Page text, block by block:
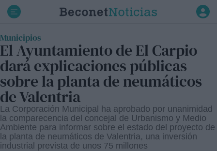
Municipios
El Ayuntamiento de El Carpio
dará explicaciones públicas
sobre la planta de neumáticos
de Valentria
La Corporación Municipal ha aprobado por unanimidad
la comparecencia del concejal de Urbanismo y Medio
Ambiente para informar sobre el estado del proyecto de
la planta de neumáticos de Valentria, una inversión
industrial prevista de unos 75 millones